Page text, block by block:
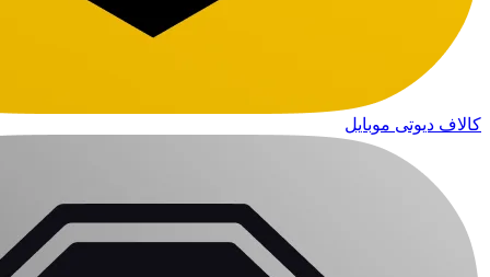
کالاف دیوتی موبایل